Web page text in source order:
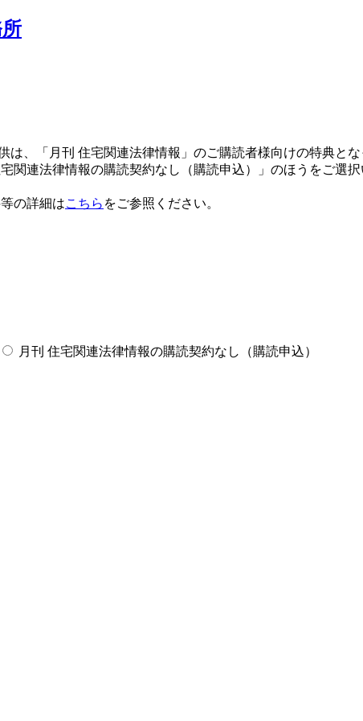
、「月刊 住宅関連法律情報」のご購読者様向けの特典とな
関連法律情報の購読契約なし（購読申込）」のほうをご選
の詳細はこちら をご参照ください。
月刊 住宅関連法律情報の購読契約なし（購読申込）